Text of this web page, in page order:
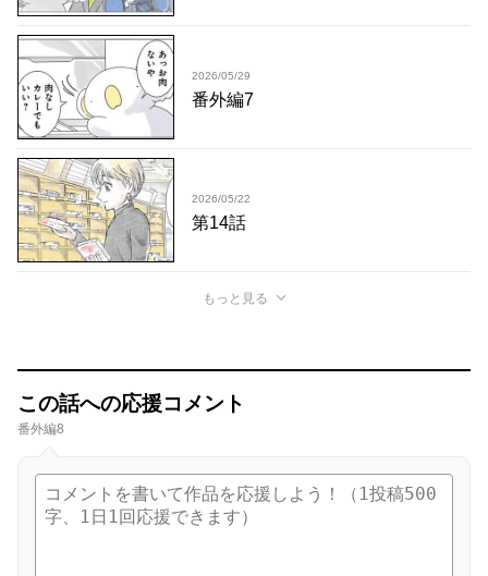
2026/05/29
番外編7
2026/05/22
第14話
もっと見る
この話への応援コメント
番外編8